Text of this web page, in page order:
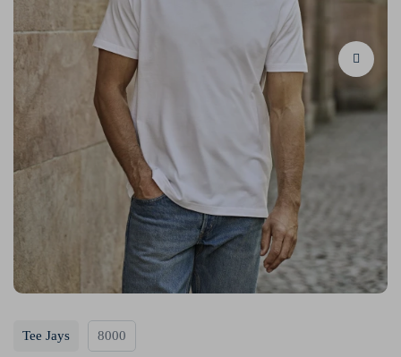
Tee Jays 8000